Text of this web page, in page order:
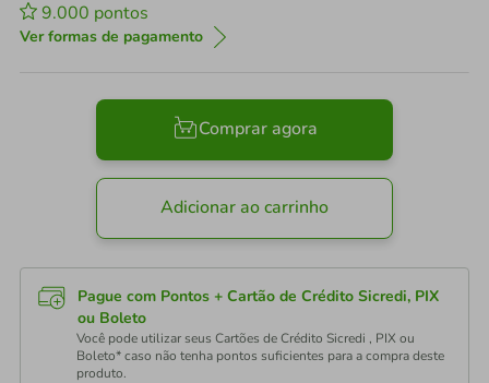
9.000 pontos
Ver formas de pagamento
Comprar agora
Adicionar ao carrinho
Pague com Pontos + Cartão de Crédito Sicredi, PIX
ou Boleto
Você pode utilizar seus Cartões de Crédito Sicredi , PIX ou
Boleto* caso não tenha pontos suficientes para a compra deste
produto.